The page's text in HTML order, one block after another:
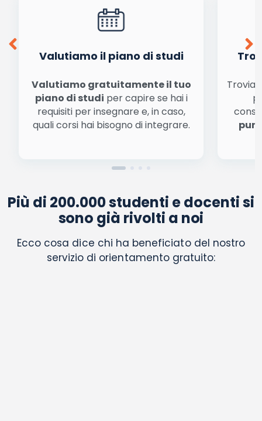
Acconsento all'uso dei miei dati da parte di terzi per
finalità di marketing diretto con modalità
conferma e pubblica
Valutiamo il piano di studi
Valutiamo gratuitamente il tuo
piano di studi per capire se hai i
requisiti per insegnare e, in caso,
quali corsi hai bisogno di integrare.
Più di 200.000 studenti e docenti si
sono già rivolti a noi
Ecco cosa dice chi ha beneficiato del nostro
servizio di orientamento gratuito: